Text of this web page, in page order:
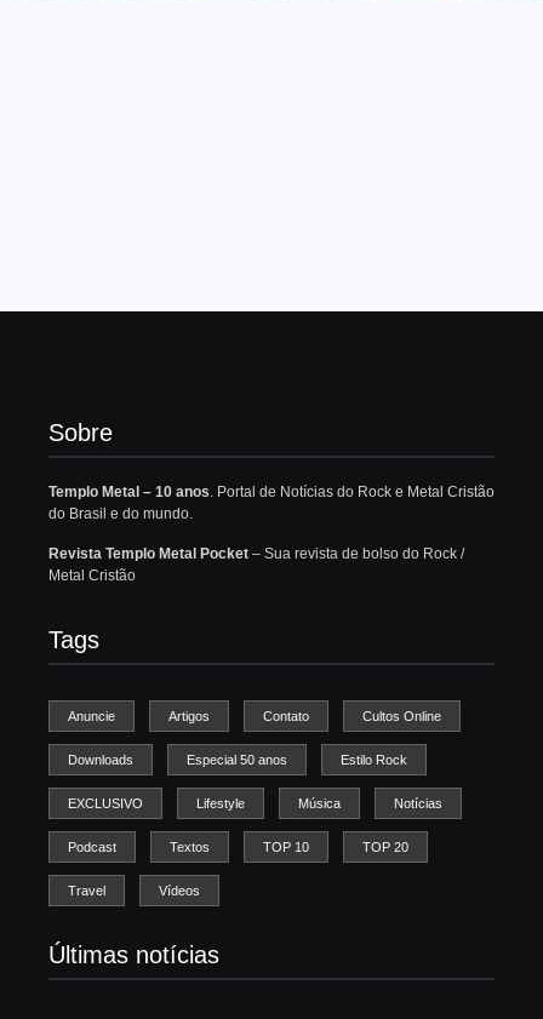
Sobre
Templo Metal – 10 anos. Portal de Notícias do Rock e Metal Cristão
do Brasil e do mundo.
Revista Templo Metal Pocket – Sua revista de bolso do Rock /
Metal Cristão
Tags
Anuncie Artigos Contato Cultos Online
Downloads Especial 50 anos Estilo Rock
EXCLUSIVO Lifestyle Música Notícias
Podcast Textos TOP 10 TOP 20
Travel Vídeos
Últimas notícias